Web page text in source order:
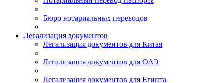
Бюро нотариальных переводов
Легализация документов
Легализация документов для Китая
Легализация документов для ОАЭ
Легализация документов для Египта